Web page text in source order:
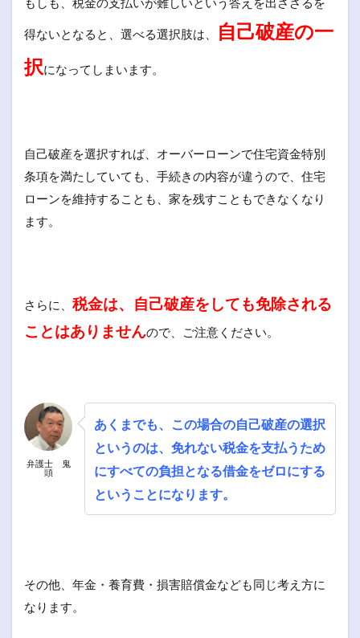
得ないとなると、選べる選択肢は、
自己破産の一
択になってしまいます。
自己破産を選択すれば、オーバーローンで住宅資金特別
条項を満たしていても、手続きの内容が違うので、住宅
ローンを維持することも、家を残すこともできなくなり
ます。
さらに、 税金は、自己破産をしても免除される
ことはありませんので、ご注意ください。
弁護士 鬼
頭
あくまでも、この場合の自己破産の選択
というのは、免れない税金を支払うため
にすべての負担となる借金をゼロにする
ということになります。
その他、年金・養育費・損害賠償金なども同じ考え方に
なります。